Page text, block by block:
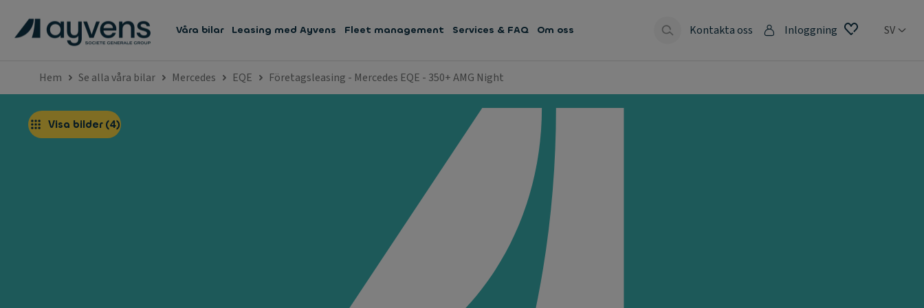
Våra bilar Leasing med Ayvens Fleet management Services & FAQ Om oss Kontakta oss Inloggning SV
Hem Se alla våra bilar Mercedes EQE Företagsleasing - Mercedes EQE - 350+ AMG Night
Visa bilder(4)